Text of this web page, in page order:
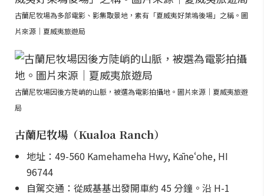
古蘭尼牧場為多部電影、影集取景地，素有「夏威夷好萊塢後場」之稱。圖
片來源｜夏威夷旅遊局
古蘭尼牧場因後方陡峭的山脈，被選為電影拍攝地。圖片來源｜夏威夷旅遊
局
古蘭尼牧場（Kualoa Ranch）
地址：49-560 Kamehameha Hwy, Kāneʻohe, HI
96744
自駕交通：從威基基出發開車約 45 分鐘。沿 H-1